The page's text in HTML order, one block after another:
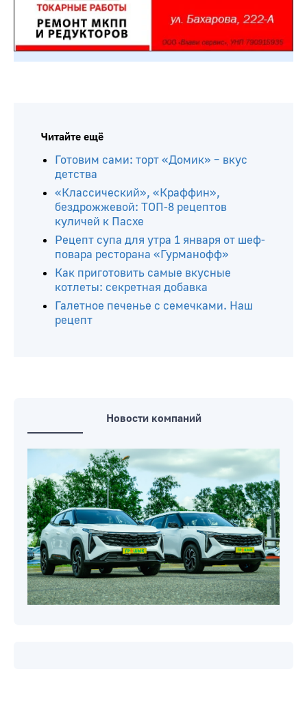
Читайте ещё
Готовим сами: торт «Домик» – вкус
детства
«Классический», «Краффин»,
бездрожжевой: ТОП-8 рецептов
куличей к Пасхе
Рецепт супа для утра 1 января от шеф-
повара ресторана «Гурманофф»
Как приготовить самые вкусные
котлеты: секретная добавка
Галетное печенье с семечками. Наш
рецепт
Новости компаний